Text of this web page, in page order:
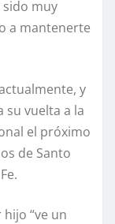
sido muy
a mantenerte
y
su vuelta a la
el próximo
de Santo
“ve un